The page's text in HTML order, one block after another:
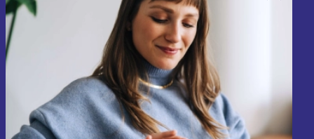
Piesakieties mūsu jaunumu
saņemšanai!
Nekad vairs nepalaidiet garām nevienu
piedāvājumu.
Reģistrēties